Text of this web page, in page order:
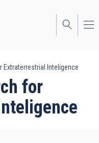
Extraterrestrial Inteligence
for